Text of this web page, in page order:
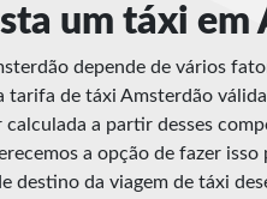
um táxi em
depende de vários
tarifa de táxi Amsterdão
a partir desses
a opção de fazer
destino da viagem de táxi